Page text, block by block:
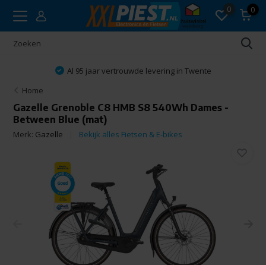
0 0
Al 95 jaar vertrouwde levering in Twente
Home
Gazelle Grenoble C8 HMB S8 540Wh Dames -
Between Blue (mat)
Merk: Gazelle Bekijk alles Fietsen & E-bikes